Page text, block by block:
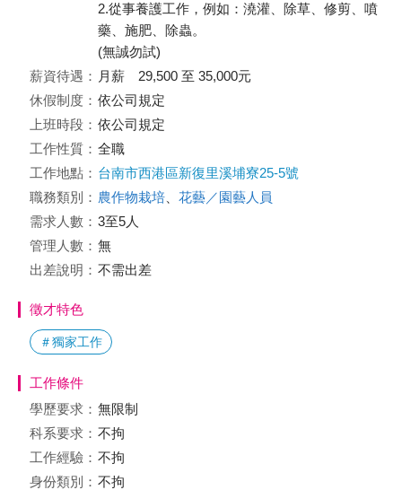
2.從事養護工作，例如：澆灌、除草、修剪、噴
藥、施肥、除蟲。
(無誠勿試)
薪資待遇： 月薪 29,500 至 35,000元
休假制度： 依公司規定
上班時段： 依公司規定
工作性質： 全職
工作地點： 台南市西港區新復里溪埔寮25-5號
職務類別： 農作物栽培
花藝／園藝人員
需求人數： 3至5人
管理人數： 無
出差說明： 不需出差
徵才特色
＃獨家工作
工作條件
學歷要求： 無限制
科系要求： 不拘
工作經驗： 不拘
身份類別： 不拘